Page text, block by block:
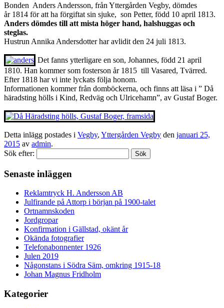
Bonden Anders Andersson, från Yttergården Vegby, dömdes
år 1814 för att ha förgiftat sin sjuke, son Petter, född 10 april 1813.
Anders dömdes till att mista höger hand, halshuggas och
steglas.
Hustrun Annika Andersdotter har avlidit den 24 juli 1813.
Det fanns ytterligare en son, Johannes, född 21 april
1810. Han kommer som fosterson år 1815 till Vasared, Tvärred.
Efter 1818 har vi inte lyckats följa honom.
Informationen kommer från domböckerna, och finns att läsa i ” Då
häradsting hölls i Kind, Redväg och Ulricehamn”, av Gustaf Boger.
Detta inlägg postades i Vegby, Yttergården Vegby den januari 25,
2015 av admin.
Sök efter:
Senaste inläggen
Reklamtryck H. Andersson AB
Julfirande på Attorp i början på 1900-talet
Ortnamnskoden
Jordgropar
Konfirmation i Gällstad, okänt år
Okända fotografier
Telefonabonnenter 1926
Julen 2019
Någonstans i Södra Säm, omkring 1915-18
Johan Magnus Fridholm
Kategorier